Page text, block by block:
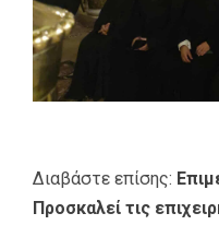
Διαβάστε επίσης:
Προσκαλεί τις